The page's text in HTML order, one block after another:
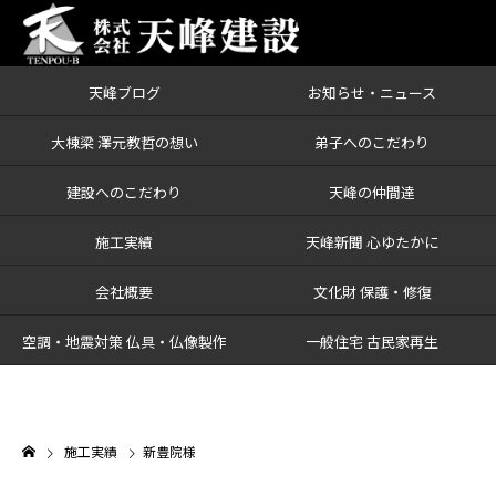
天峰ブログ お知らせ・ニュース
大棟梁 澤元教哲の想い 弟子へのこだわり
建設へのこだわり 天峰の仲間達
施工実績 天峰新聞 心ゆたかに
会社概要 文化財 保護・修復
空調・地震対策 仏具・仏像製作 一般住宅 古民家再生
施工実績 新豊院様